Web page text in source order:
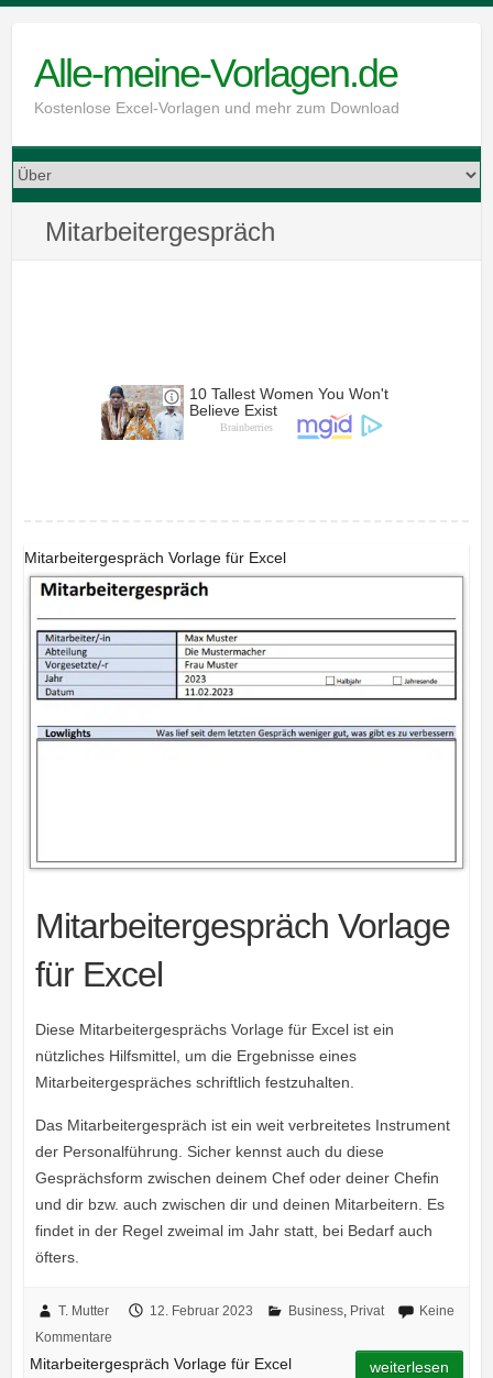
contentAlle-meine-Vorlagen.de
Kostenlose Excel-Vorlagen und mehr zum Download
Mitarbeitergespräch
Mitarbeitergespräch Vorlage für Excel
Mitarbeitergespräch Vorlage
für Excel
Diese Mitarbeitergesprächs Vorlage für Excel ist ein
nützliches Hilfsmittel, um die Ergebnisse eines
Mitarbeitergespräches schriftlich festzuhalten.
Das Mitarbeitergespräch ist ein weit verbreitetes Instrument
der Personalführung. Sicher kennst auch du diese
Gesprächsform zwischen deinem Chef oder deiner Chefin
und dir bzw. auch zwischen dir und deinen Mitarbeitern. Es
findet in der Regel zweimal im Jahr statt, bei Bedarf auch
öfters.
T. Mutter 12. Februar 2023 Business, Privat
Keine
Kommentare
Mitarbeitergespräch Vorlage für Excel weiterlesen